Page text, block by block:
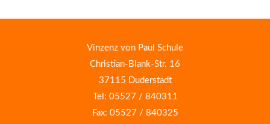
Vinzenz von Paul Schule
Christian-Blank-Str. 16
37115 Duderstadt
Tel: 05527 / 840311
Fax: 05527 / 840325